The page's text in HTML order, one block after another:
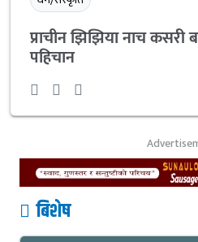
प्राचीन झिझिया नाच कसरी
पहिचान
बिशेष